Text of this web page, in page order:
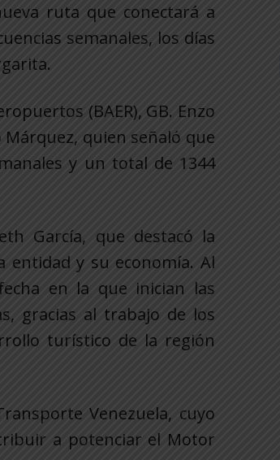
ruta que conectará a
semanales, los días
(BAER), GB. Enzo
Márquez, quien señaló que
y un total de 1344
García, que destacó la
entidad y su economía. Al
en la que inician las
gracias al trabajo de los
turístico de la región
Venezuela, cuyo
a potenciar el Motor